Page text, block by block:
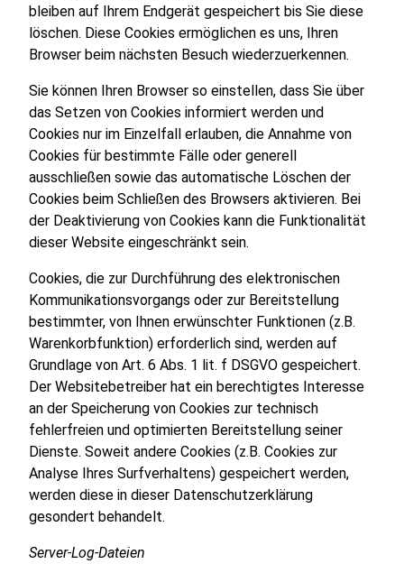
bleiben auf Ihrem Endgerät gespeichert bis Sie diese
löschen. Diese Cookies ermöglichen es uns, Ihren
Browser beim nächsten Besuch wiederzuerkennen.
Sie können Ihren Browser so einstellen, dass Sie über
das Setzen von Cookies informiert werden und
Cookies nur im Einzelfall erlauben, die Annahme von
Cookies für bestimmte Fälle oder generell
ausschließen sowie das automatische Löschen der
Cookies beim Schließen des Browsers aktivieren. Bei
der Deaktivierung von Cookies kann die Funktionalität
dieser Website eingeschränkt sein.
Cookies, die zur Durchführung des elektronischen
Kommunikationsvorgangs oder zur Bereitstellung
bestimmter, von Ihnen erwünschter Funktionen (z.B.
Warenkorbfunktion) erforderlich sind, werden auf
Grundlage von Art. 6 Abs. 1 lit. f DSGVO gespeichert.
Der Websitebetreiber hat ein berechtigtes Interesse
an der Speicherung von Cookies zur technisch
fehlerfreien und optimierten Bereitstellung seiner
Dienste. Soweit andere Cookies (z.B. Cookies zur
Analyse Ihres Surfverhaltens) gespeichert werden,
werden diese in dieser Datenschutzerklärung
gesondert behandelt.
Server-Log-Dateien